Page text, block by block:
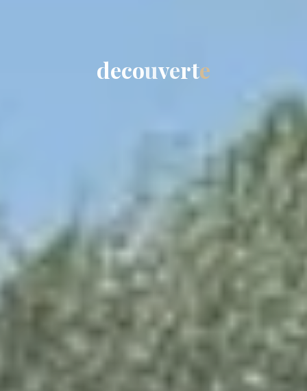
decouverte